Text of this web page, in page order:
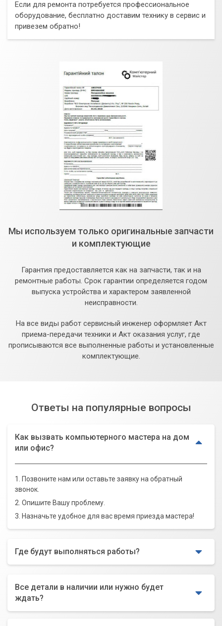
Если для ремонта потребуется профессиональное
оборудование, бесплатно доставим технику в сервис и
привезем обратно!
Мы используем только оригинальные запчасти
и комплектующие
Гарантия предоставляется как на запчасти, так и на
ремонтные работы. Срок гарантии определяется годом
выпуска устройства и характером заявленной
неисправности.
На все виды работ сервисный инженер оформляет Акт
приема-передачи техники и Акт оказания услуг, где
прописываются все выполненные работы и установленные
комплектующие.
Ответы на популярные вопросы
Как вызвать компьютерного мастера на дом
или офис?
1. Позвоните нам или оставьте заявку на обратный
звонок.
2. Опишите Вашу проблему.
3. Назначьте удобное для вас время приезда мастера!
Где будут выполняться работы?
Все детали в наличии или нужно будет
ждать?